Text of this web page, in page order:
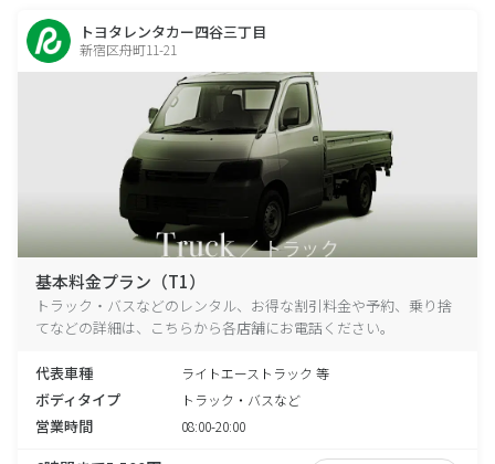
トヨタレンタカー四谷三丁目
新宿区舟町11-21
基本料金プラン（T1）
トラック・バスなどのレンタル、お得な割引料金や予約、乗り捨
てなどの詳細は、こちらから各店舗にお電話ください。
代表車種 ライトエーストラック 等
ボディタイプ トラック・バスなど
営業時間 08:00-20:00